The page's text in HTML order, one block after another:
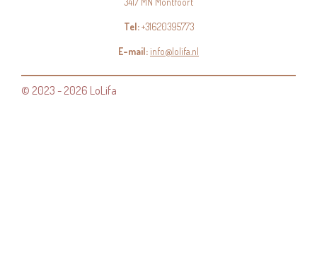
Tel:+31620395773
E-mail:info@lolifa.nl
© 2023 - 2026 LoLifa